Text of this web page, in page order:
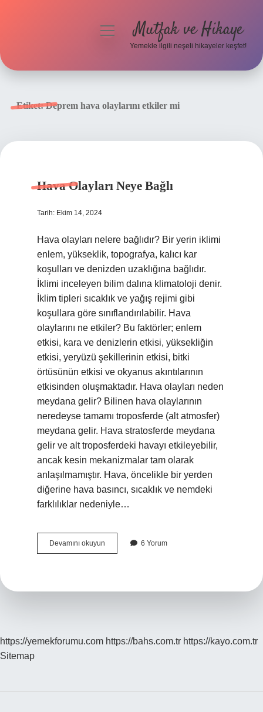
menüyüMutfak ve Hikaye
Yemekle ilgili neşeli hikayeler keşfet!
Etiket:Deprem hava olaylarını etkiler mi
Hava Olayları Neye Bağlı
Tarih: Ekim 14, 2024
Hava olayları nelere bağlıdır? Bir yerin iklimi
enlem, yükseklik, topografya, kalıcı kar
koşulları ve denizden uzaklığına bağlıdır.
İklimi inceleyen bilim dalına klimatoloji denir.
İklim tipleri sıcaklık ve yağış rejimi gibi
koşullara göre sınıflandırılabilir. Hava
olaylarını ne etkiler? Bu faktörler; enlem
etkisi, kara ve denizlerin etkisi, yüksekliğin
etkisi, yeryüzü şekillerinin etkisi, bitki
örtüsünün etkisi ve okyanus akıntılarının
etkisinden oluşmaktadır. Hava olayları neden
meydana gelir? Bilinen hava olaylarının
neredeyse tamamı troposferde (alt atmosfer)
meydana gelir. Hava stratosferde meydana
gelir ve alt troposferdeki havayı etkileyebilir,
ancak kesin mekanizmalar tam olarak
anlaşılmamıştır. Hava, öncelikle bir yerden
diğerine hava basıncı, sıcaklık ve nemdeki
farklılıklar nedeniyle…
Devamını okuyun
Olayları
6 Yorum
https://yemekforumu.com https://bahs.com.tr https://kayo.com.tr
Sitemap